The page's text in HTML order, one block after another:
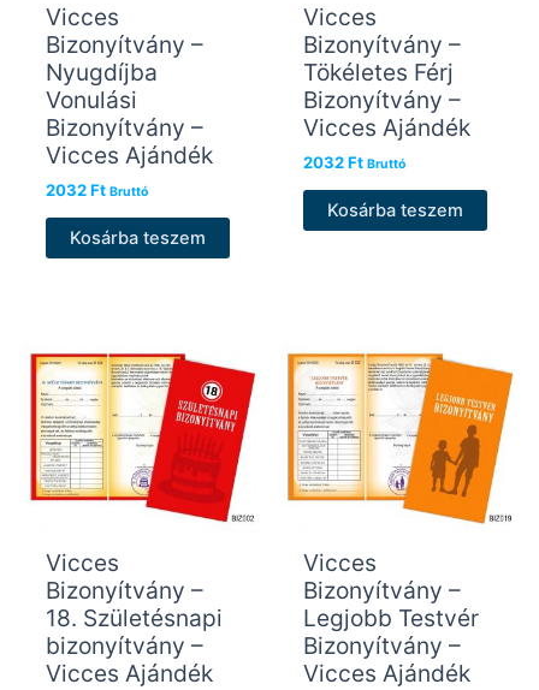
Vicces
Bizonyítvány –
Nyugdíjba
Vonulási
Bizonyítvány –
Vicces Ajándék
2032Ft Bruttó
Kosárba teszem
Vicces
Bizonyítvány –
Tökéletes Férj
Bizonyítvány –
Vicces Ajándék
2032Ft Bruttó
Kosárba teszem
Vicces
Bizonyítvány –
18. Születésnapi
bizonyítvány –
Vicces Ajándék
Vicces
Bizonyítvány –
Legjobb Testvér
Bizonyítvány –
Vicces Ajándék